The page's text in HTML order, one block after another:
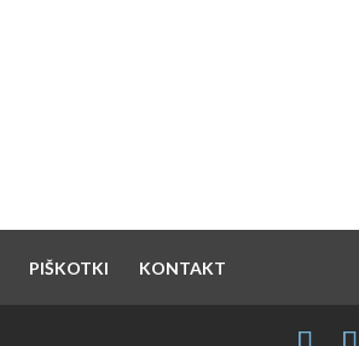
PIŠKOTKI KONTAKT